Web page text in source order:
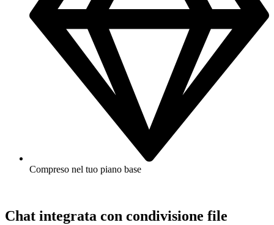
Compreso nel tuo piano base
Chat integrata con condivisione file